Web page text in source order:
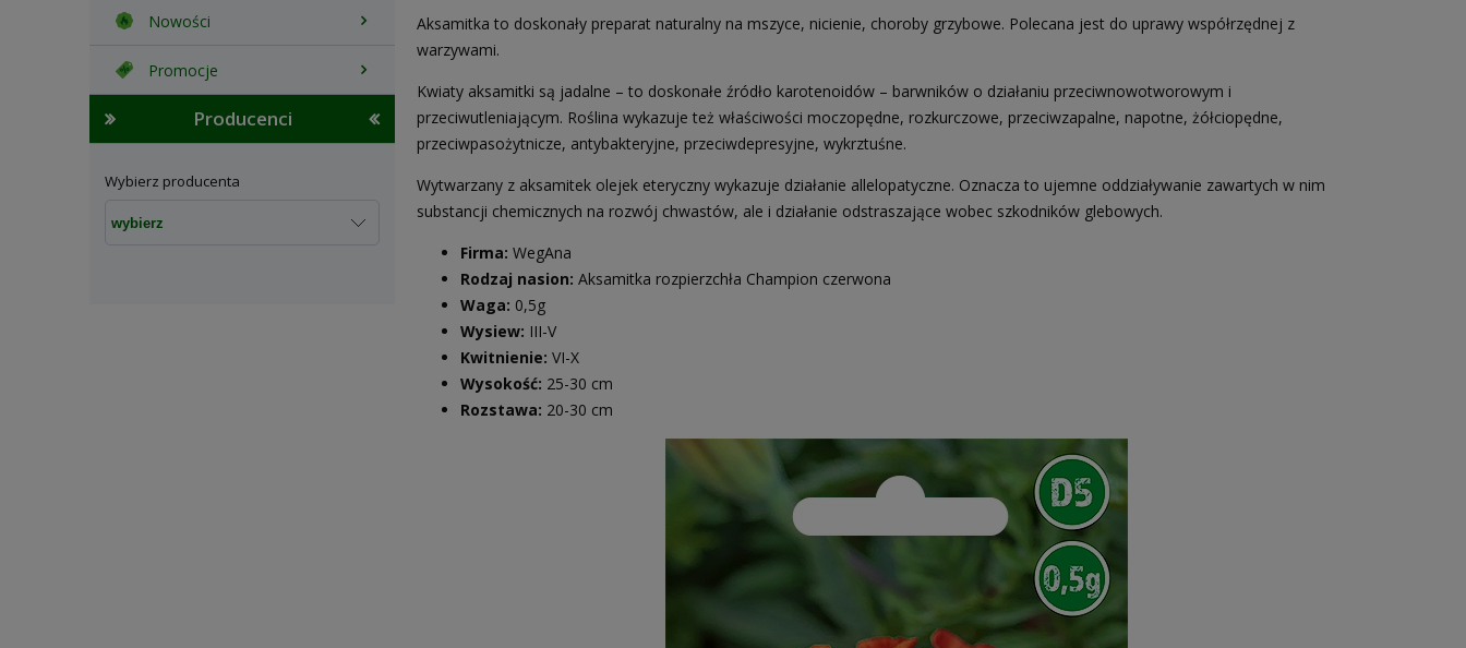
Nowości
Promocje
Producenci
Wybierz producenta
Aksamitka to doskonały preparat naturalny na mszyce, nicienie, choroby grzybowe. Polecana jest do uprawy współrzędnej z
warzywami.
Kwiaty aksamitki są jadalne – to doskonałe źródło karotenoidów – barwników o działaniu przeciwnowotworowym i
przeciwutleniającym. Roślina wykazuje też właściwości moczopędne, rozkurczowe, przeciwzapalne, napotne, żółciopędne,
przeciwpasożytnicze, antybakteryjne, przeciwdepresyjne, wykrztuśne.
Wytwarzany z aksamitek olejek eteryczny wykazuje działanie allelopatyczne. Oznacza to ujemne oddziaływanie zawartych w nim
substancji chemicznych na rozwój chwastów, ale i działanie odstraszające wobec szkodników glebowych.
Firma: WegAna
Rodzaj nasion: Aksamitka rozpierzchła Champion czerwona
Waga: 0,5g
Wysiew: III-V
Kwitnienie: VI-X
Wysokość: 25-30 cm
Rozstawa: 20-30 cm